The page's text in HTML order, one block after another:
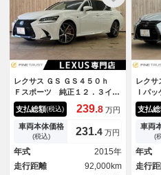
レクサス ＧＳ ＧＳ４５０ｈ
Ｆスポーツ 純正１２．３イン
チナビ サンルーフ 本革シー
ト レーダークルーズコントロ
ール 衝突軽減ブレーキ バッ
クカメラ Ｂｌｕｅｔｏｏｔ
ｈ パワーシート シートヒー
ター シートエアコン ３眼Ｌ
ＥＤヘッド 禁煙車
支払総額(税込) 239.8 万円
車両本体価格
(税込) 231.4 万円
年式
2015年
走行距離
92,000km
レク
Ｉパ
無制
革シ
イト
ナー
ズコ
イン
シート
支払
車両
(
年式
走行